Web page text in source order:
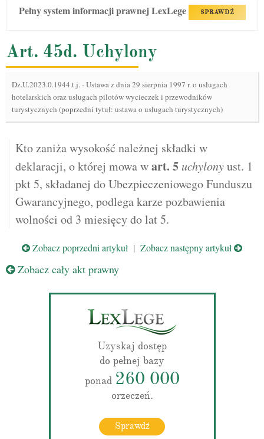
Pełny system informacji prawnej LexLege SPRAWDŹ
Art. 45d. Uchylony
Dz.U.2023.0.1944 t.j.-Ustawa z dnia 29 sierpnia 1997 r. o usługach
hotelarskich oraz usługach pilotów wycieczek i przewodników
turystycznych (poprzedni tytuł: ustawa o usługach turystycznych)
Kto zaniża wysokość należnej składki w
deklaracji, o której mowa wart. 5 uchylonyust. 1
pkt 5, składanej do Ubezpieczeniowego Funduszu
Gwarancyjnego, podlega karze pozbawienia
wolności od 3 miesięcy do lat 5.
Zobacz poprzedni artykuł | Zobacz następny artykuł
Zobacz cały akt prawny
Uzyskaj dostęp
do pełnej bazy
ponad 260 000
orzeczeń.
Sprawdź